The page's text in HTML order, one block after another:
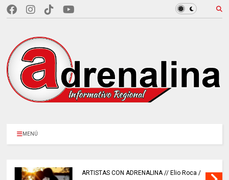
MENÚ
ARTISTAS CON ADRENALINA // Elio Roca /